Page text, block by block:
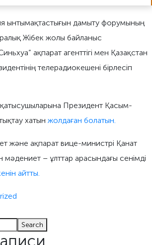
ынтымақтастығын дамыту форумының
Жібек жолы байланыс
ақпарат агенттігі мен Қазақстан
телерадиокешені бірлесіп
Президент Қасым-
хатын жолдаған болатын.
және ақпарат вице-министрі Қанат
– ұлттар арасындағы сенімді
айтты.
Search